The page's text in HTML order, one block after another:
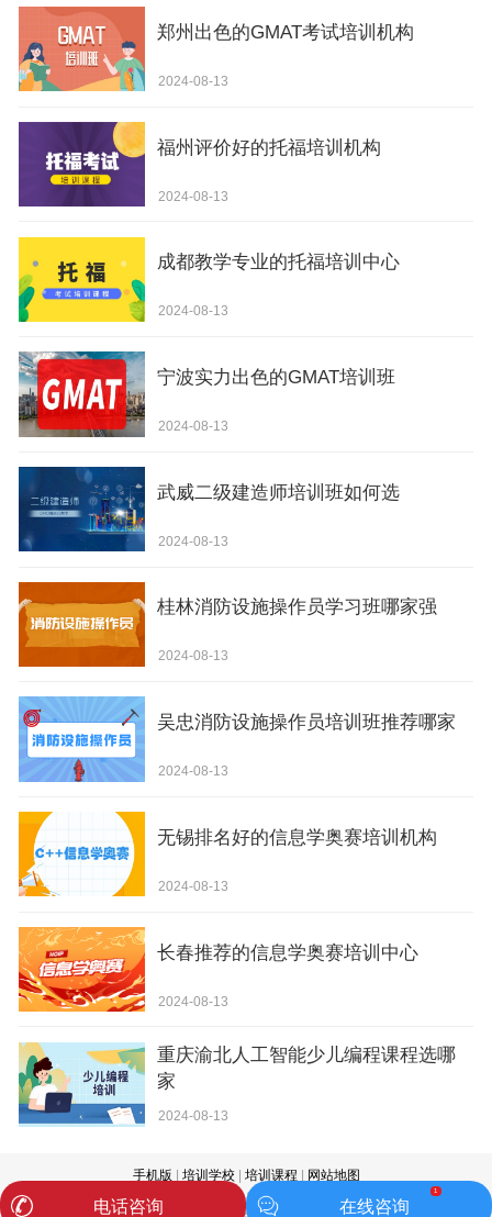
郑州出色的GMAT考试培训机构
2024-08-13
福州评价好的托福培训机构
2024-08-13
成都教学专业的托福培训中心
2024-08-13
宁波实力出色的GMAT培训班
2024-08-13
武威二级建造师培训班如何选
2024-08-13
桂林消防设施操作员学习班哪家强
2024-08-13
吴忠消防设施操作员培训班推荐哪家
2024-08-13
无锡排名好的信息学奥赛培训机构
2024-08-13
长春推荐的信息学奥赛培训中心
2024-08-13
重庆渝北人工智能少儿编程课程选哪
家
2024-08-13
手机版 | 培训学校| 培训课程 | 网站地图
用考网(www.yongkao.com) 闽ICP备18003015号-7 All Rights Reserved.
电话咨询 在线咨询
1